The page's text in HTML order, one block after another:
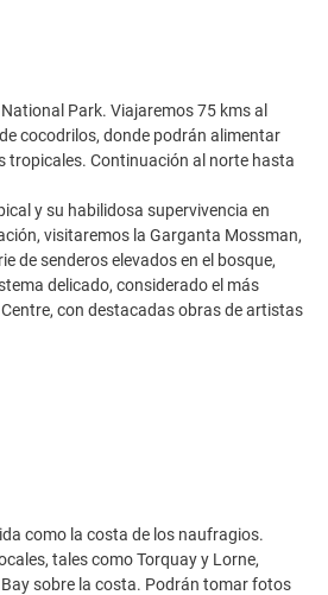
Park. Viajaremos 75 kms al
cocodrilos, donde podrán alimentar
tropicales. Continuación al norte hasta
y su habilidosa supervivencia en
visitaremos la Garganta Mossman,
de senderos elevados en el bosque,
delicado, considerado el más
con destacadas obras de artistas
como la costa de los naufragios.
tales como Torquay y Lorne,
sobre la costa. Podrán tomar fotos